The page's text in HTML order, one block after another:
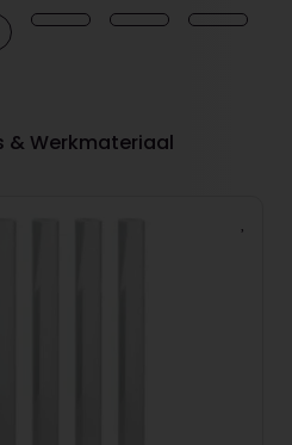
& Werkmateriaal